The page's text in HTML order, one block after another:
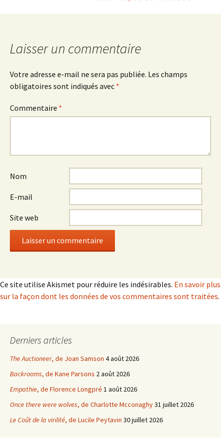
des
articles
Laisser un commentaire
Votre adresse e-mail ne sera pas publiée. Les champs
obligatoires sont indiqués avec *
Commentaire *
Nom
E-mail
Site web
Ce site utilise Akismet pour réduire les indésirables. En savoir plus
sur la façon dont les données de vos commentaires sont traitées.
Derniers articles
The Auctioneer, de Joan Samson 4 août 2026
Backrooms, de Kane Parsons 2 août 2026
Empathie, de Florence Longpré 1 août 2026
Once there were wolves, de Charlotte Mcconaghy31 juillet 2026
Le Coût de la virilité, de Lucile Peytavin 30 juillet 2026